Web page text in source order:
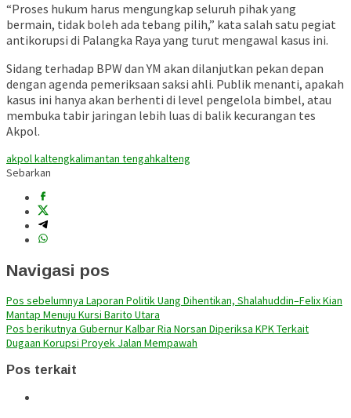
“Proses hukum harus mengungkap seluruh pihak yang
bermain, tidak boleh ada tebang pilih,” kata salah satu pegiat
antikorupsi di Palangka Raya yang turut mengawal kasus ini.
Sidang terhadap BPW dan YM akan dilanjutkan pekan depan
dengan agenda pemeriksaan saksi ahli. Publik menanti, apakah
kasus ini hanya akan berhenti di level pengelola bimbel, atau
membuka tabir jaringan lebih luas di balik kecurangan tes
Akpol.
akpol kaltengkalimantan tengahkalteng
Sebarkan
Navigasi pos
Pos sebelumnya Laporan Politik Uang Dihentikan, Shalahuddin–Felix Kian
Mantap Menuju Kursi Barito Utara
Pos berikutnya Gubernur Kalbar Ria Norsan Diperiksa KPK Terkait
Dugaan Korupsi Proyek Jalan Mempawah
Pos terkait